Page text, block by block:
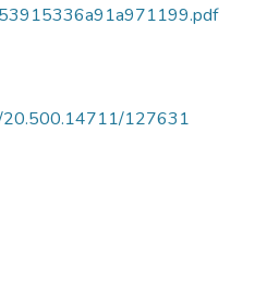
20.500.14711/127631